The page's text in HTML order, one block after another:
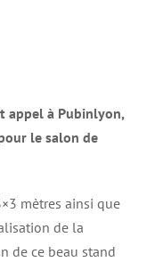
appel à Pubinlyon,
le salon de
mètres ainsi que
de la
de ce beau stand